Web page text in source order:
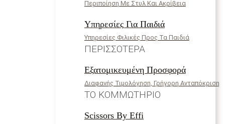
Περιποίηση Με Στυλ Και Ακρίβεια
Υπηρεσίες Για Παιδιά
Υπηρεσίες Φιλικές Προς Τα Παιδιά
ΠΕΡΙΣΣΌΤΕΡΑ
Εξατομικευμένη Προσφορά
Διαφανής Τιμολόγηση, Γρήγορη Ανταπόκριση
ΤΟ ΚΟΜΜΩΤΉΡΙΟ
Scissors By Effi